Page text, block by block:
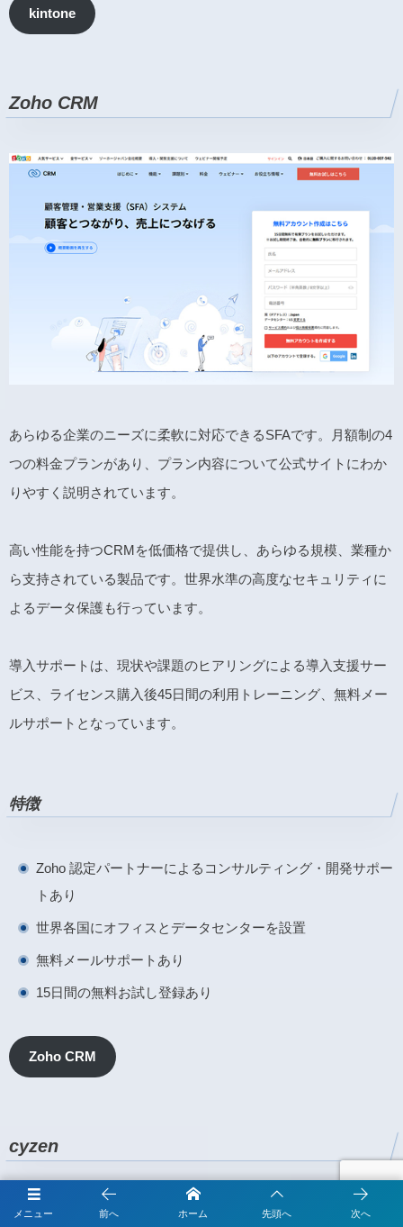
kintone
Zoho CRM
あらゆる企業のニーズに柔軟に対応できるSFAです。月額制の4
つの料金プランがあり、プラン内容について公式サイトにわか
りやすく説明されています。
高い性能を持つCRMを低価格で提供し、あらゆる規模、業種か
ら支持されている製品です。世界水準の高度なセキュリティに
よるデータ保護も行っています。
導入サポートは、現状や課題のヒアリングによる導入支援サー
ビス、ライセンス購入後45日間の利用トレーニング、無料メー
ルサポートとなっています。
特徴
Zoho 認定パートナーによるコンサルティング・開発サポー
トあり
世界各国にオフィスとデータセンターを設置
無料メールサポートあり
15日間の無料お試し登録あり
Zoho CRM
cyzen
メニュー 前へ ホーム 先頭へ 次へ